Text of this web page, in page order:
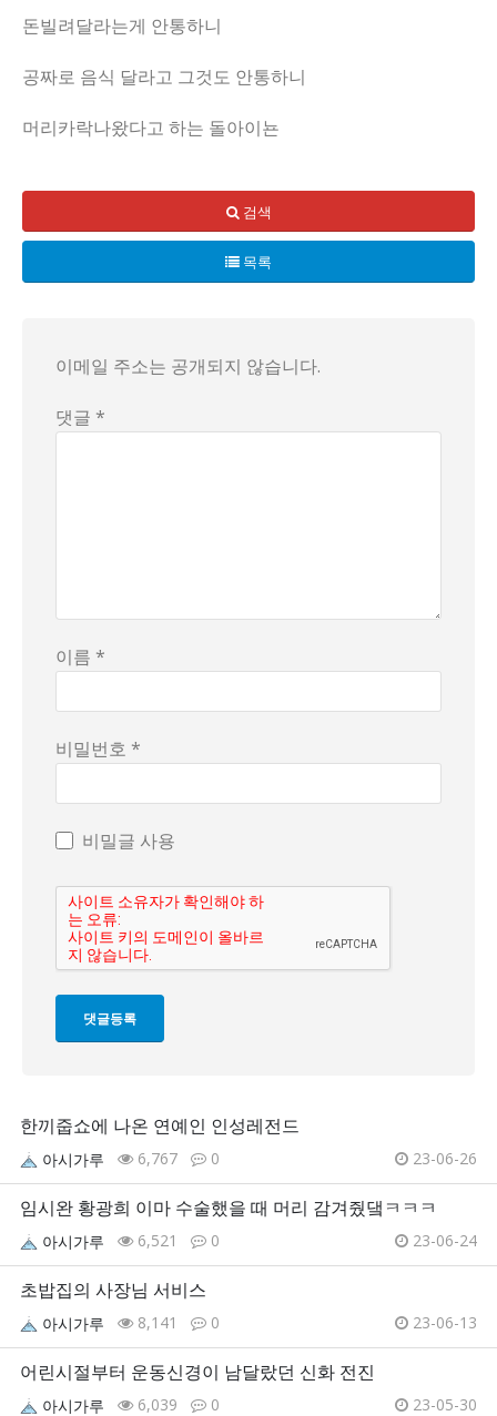
돈빌려달라는게 안통하니
공짜로 음식 달라고 그것도 안통하니
머리카락나왔다고 하는 돌아이뇬
검색
목록
이메일 주소는 공개되지 않습니다.
댓글 *
이름 *
비밀번호 *
비밀글 사용
한끼줍쇼에 나온 연예인 인성레전드
아시가루 6,767 0 23-06-26
임시완 황광희 이마 수술했을 때 머리 감겨줬댘ㅋㅋㅋ
아시가루 6,521 0 23-06-24
초밥집의 사장님 서비스
아시가루 8,141 0 23-06-13
어린시절부터 운동신경이 남달랐던 신화 전진
아시가루 6,039 0 23-05-30